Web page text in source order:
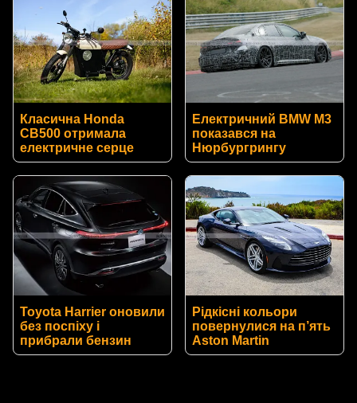
Класична Honda
CB500 отримала
електричне серце
Електричний BMW M3
показався на
Нюрбургрингу
Toyota Harrier оновили
без поспіху і
прибрали бензин
Рідкісні кольори
повернулися на п’ять
Aston Martin